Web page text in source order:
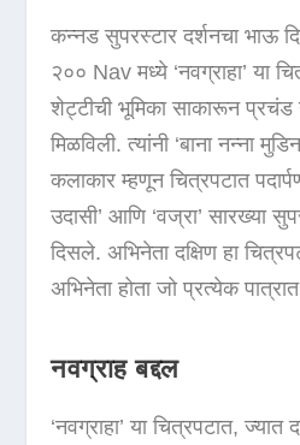
कन्नड सुपरस्टार दर्शनचा भाऊ
२०० Nav मध्ये ‘नवग्राहा’ या
शेट्टीची भूमिका साकारून प्रचंड
मिळविली. त्यांनी ‘बाना नन्ना
कलाकार म्हणून चित्रपटात
उदासी’ आणि ‘वज्रा’ सारख्या
दिसले. अभिनेता दक्षिण हा
अभिनेता होता जो प्रत्येक
नवग्राह बद्दल
‘नवग्राहा’ या चित्रपटात,